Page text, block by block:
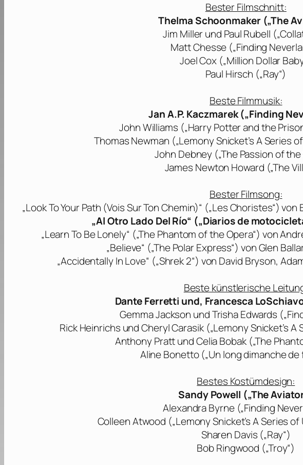
Bester Filmschnitt:
Thelma Schoonmaker („The
Jim Miller und Paul Rubell
Matt Chesse („Finding
Joel Cox („Million Dollar
Paul Hirsch („Ray“)
Beste Filmmusik:
Jan A.P. Kaczmarek („Finding
John Williams („Harry Potter and the
Thomas Newman („Lemony Snicket’s A Series
John Debney („The Passion of
James Newton Howard („The
Bester Filmsong:
„Look To Your Path (Vois Sur Ton Chemin)“ („Les Choristes“)
„Al Otro Lado Del Río“ („Diarios de
„Learn To Be Lonely“ („The Phantom of the Opera“) von
„Believe“ („The Polar Express“) von Glen
„Accidentally In Love“ („Shrek 2“) von David Bryson,
Beste künstlerische
Dante Ferretti und, Francesca
Gemma Jackson und Trisha Edwards
Rick Heinrichs und Cheryl Carasik („Lemony Snicket’s
Anthony Pratt und Celia Bobak („The
Aline Bonetto („Un long dimanche de
Bestes Kostümdesign:
Sandy Powell („The
Alexandra Byrne („Finding
Colleen Atwood („Lemony Snicket’s A Series
Sharen Davis („Ray“)
Bob Ringwood („Troy“)